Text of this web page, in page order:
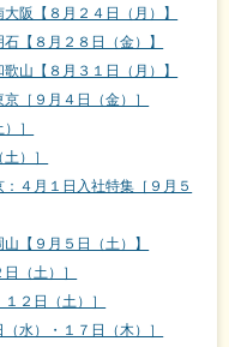
阪【８月２４日（月）】
【８月２８日（金）】
山【８月３１日（月）】
［９月４日（金）］
］
）］
４月１日入社特集［９月５
【９月５日（土）】
（土）］
２日（土）］
水）・１７日（木）］